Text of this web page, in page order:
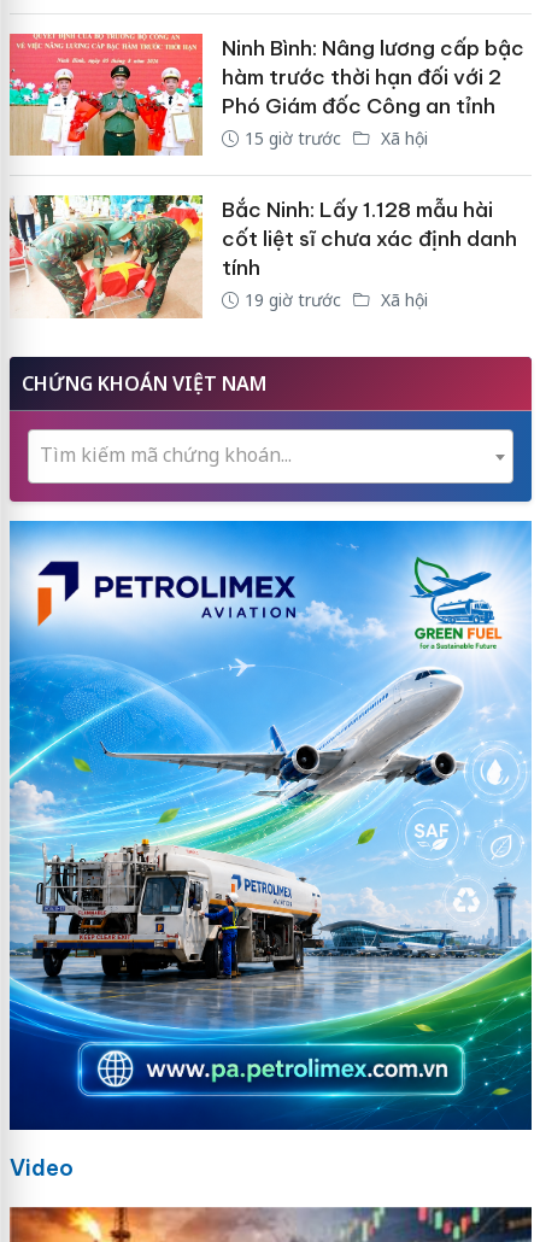
Ninh Bình: Nâng lương cấp bậc
hàm trước thời hạn đối với 2
Phó Giám đốc Công an tỉnh
15 giờ trước Xã hội
Bắc Ninh: Lấy 1.128 mẫu hài
cốt liệt sĩ chưa xác định danh
tính
19 giờ trước Xã hội
CHỨNG KHOÁN VIỆT NAM
Tìm kiếm mã chứng khoán...
Video